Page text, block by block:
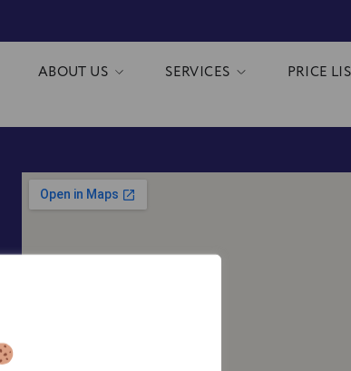
ABOUT US SERVICES PRICE